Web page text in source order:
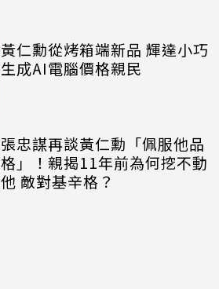
黃仁勳從烤箱端新品 輝達小巧
生成AI電腦價格親民
張忠謀再談黃仁勳「佩服他品
格」！親揭11年前為何挖不動
他 敵對基辛格？